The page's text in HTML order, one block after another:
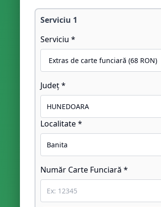
Serviciu 1
Serviciu *
Județ *
Localitate *
Număr Carte Funciară *